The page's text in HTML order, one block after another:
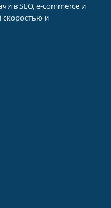
в SEO, e-commerce и
скоростью и